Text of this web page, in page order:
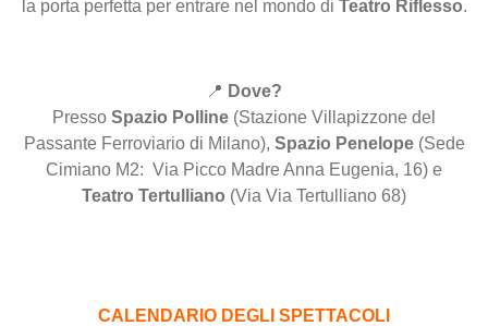
la porta perfetta per entrare nel mondo di Teatro Riflesso.
📍 Dove?
Presso Spazio Polline (Stazione Villapizzone del
Passante Ferroviario di Milano), Spazio Penelope(Sede
Cimiano M2: Via Picco Madre Anna Eugenia, 16) e
Teatro Tertulliano (Via Via Tertulliano 68)
CALENDARIO DEGLI SPETTACOLI